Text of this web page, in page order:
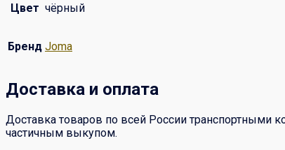
Цвет чёрный
Бренд Joma
Доставка и оплата
Доставка товаров по всей России транспортными
частичным выкупом.